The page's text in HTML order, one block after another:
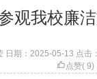
观我校廉
日期：2025-05-13 点击：
点赞( 9)